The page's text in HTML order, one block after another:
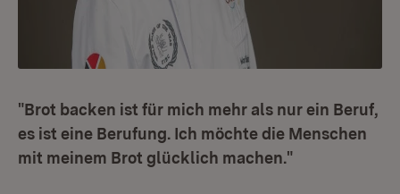
"Brot backen ist für mich mehr als nur ein Beruf,
es ist eine Berufung. Ich möchte die Menschen
mit meinem Brot glücklich machen."